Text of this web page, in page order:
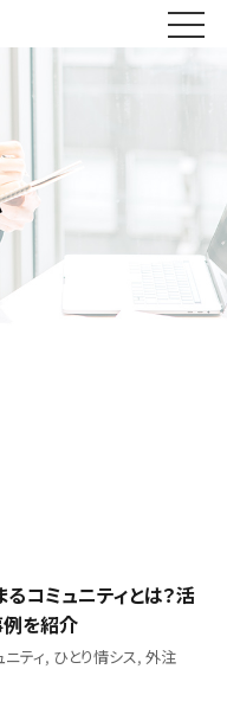
コミュニティとは？活
例を紹介
ニティ, ひとり情シス, 外注